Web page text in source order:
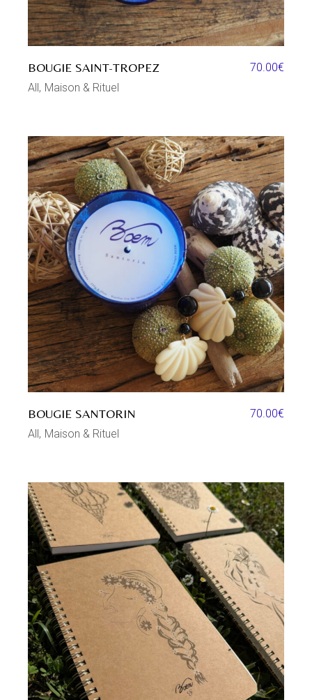
BOUGIE SAINT-TROPEZ 70.00€
All Maison & Rituel
BOUGIE SANTORIN 70.00€
All
Maison & Rituel